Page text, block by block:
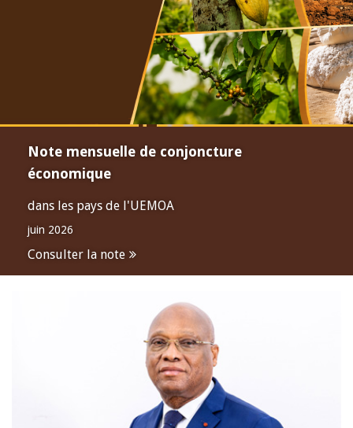
Note mensuelle de conjoncture
économique
dans les pays de l'UEMOA
juin 2026
Consulter la note